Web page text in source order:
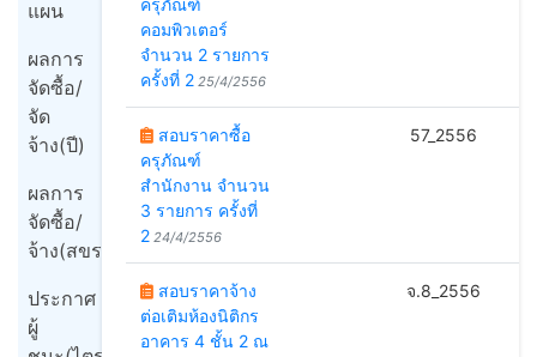
แผน
ผลการ
จัดซื้อ/
จัด
จ้าง(ปี)
ผลการ
จัดซื้อ/
จ้าง(สขร1)
ประกาศ
ผู้
ครุภัณฑ์
คอมพิวเตอร์
จำนวน 2 รายการ
ครั้งที่ 225/4/2556
สอบราคาซื้อ
ครุภัณฑ์
สำนักงาน จำนวน
3 รายการ ครั้งที่
224/4/2556
57_2556
สอบราคาจ้าง
ต่อเติมห้องนิติกร
อาคาร 4 ชั้น 2 ณ
จ.8_2556